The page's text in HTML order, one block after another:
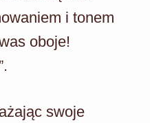
i tonem
oboje!
swoje